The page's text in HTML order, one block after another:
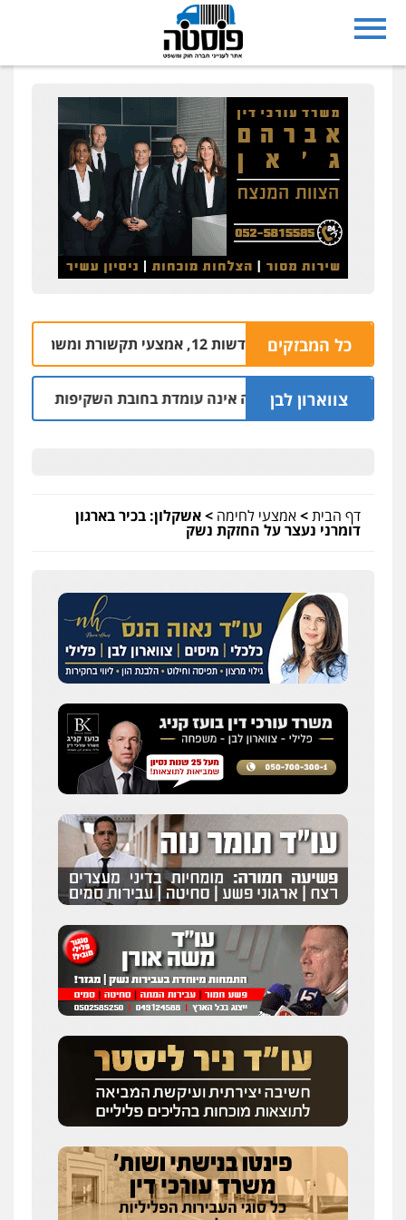
כל המבזקים
12, אמצעי תקשורת ומשרד המשפטים
צווארון לבן
דעה: המשטרה אינה עומדת בחובת השקיפות לשינוי סף
דף הבית>אמצעי לחימה >אשקלון: בכיר בארגון
דומרני נעצר על החזקת נשק